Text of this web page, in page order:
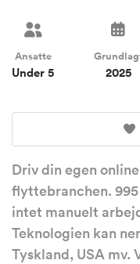
Ansatte
Under 5 2025
Driv din egen
flyttebranchen.
intet manuelt
Teknologien kan
Tyskland, USA